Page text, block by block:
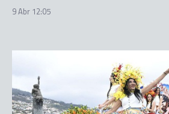
9 Abr 12:05